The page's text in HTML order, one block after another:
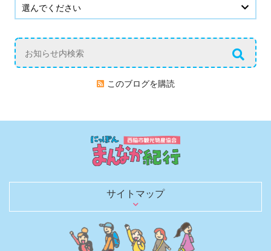
このブログを購読
サイトマップ
日本のまんなかを行く
歴史を語る文化財
観光スポット
お土産・買い物
レジャー・宿泊
日本のへそ到達証明書を発行
へそにちなんだグルメ＆お土産
へそにちなんだイベント
観光モデルコース
春夏秋冬 花ごよみ
四季を彩る風物詩（イベントガイド）
にしわき豆知識
体験・土産にしたい匠の技と味
のんびり泊まろう
キャンプで自然を満喫
観光パンフレット
お役立ちリンク
観光ガイドがご同行します！
取材・ロケ支援のご相談
旅行会社のみなさまへ
西脇市観光物産協会について
西脇市観光物産協会の会員一覧
西脇市へのアクセス
お知らせブログ
お問い合わせ